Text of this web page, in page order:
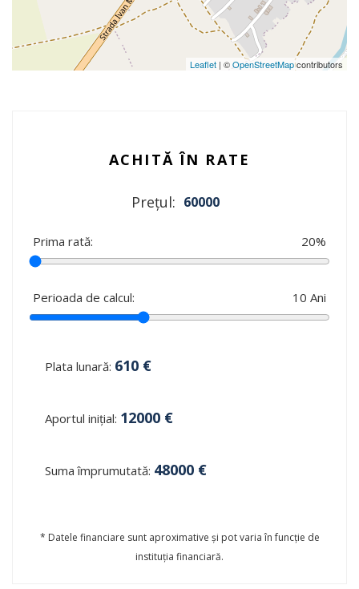
Leaflet | ©OpenStreetMapcontributors
ACHITĂ ÎN RATE
Prețul: 60000
Prima rată: 20%
Perioada de calcul: 10 Ani
Plata lunară: 610 €
Aportul inițial: 12000 €
Suma împrumutată: 48000 €
* Datele financiare sunt aproximative și pot varia în funcție de
instituția financiară.